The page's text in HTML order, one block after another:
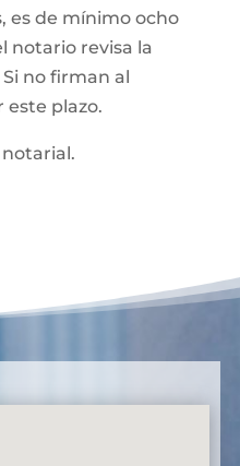
es de mínimo ocho
notario revisa la
no firman al
plazo.